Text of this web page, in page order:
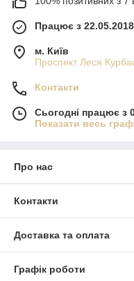
Працює з 22.05.2018
м. Київ
Проспект Леся
Контакти
Сьогодні працює з
Показати весь
Про нас
Контакти
Доставка та оплата
Графік роботи